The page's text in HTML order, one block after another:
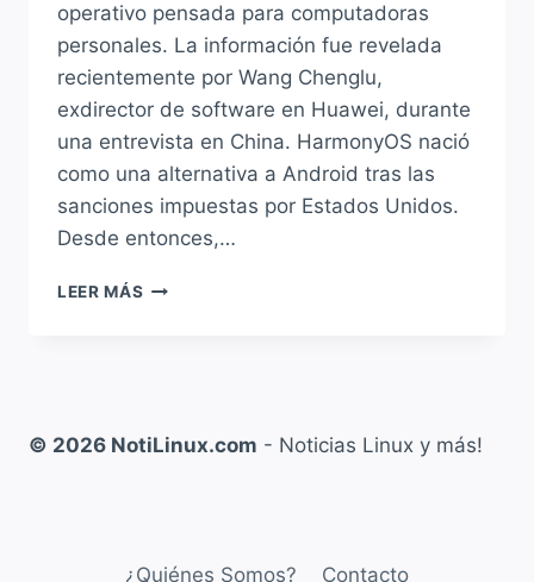
operativo pensada para computadoras
personales. La información fue revelada
recientemente por Wang Chenglu,
exdirector de software en Huawei, durante
una entrevista en China. HarmonyOS nació
como una alternativa a Android tras las
sanciones impuestas por Estados Unidos.
Desde entonces,…
LEER MÁS HUAWEI
HARMONYOS
© 2026 NotiLinux.com - Noticias Linux y más!
¿Quiénes Somos? Contacto